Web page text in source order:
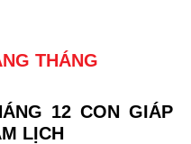
THÁNG
12 CON GIÁP
LỊCH